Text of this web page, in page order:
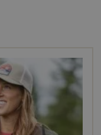
silencieux